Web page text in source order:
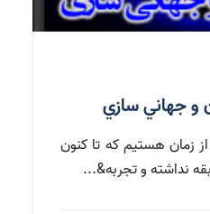
و جهاني سازي
زمان هستيم كه تا كنون
نداشته و تجربه&...